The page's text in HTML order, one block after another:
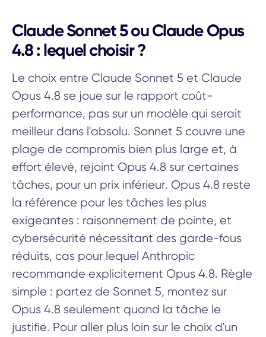
Claude Sonnet 5 ou Claude Opus
4.8 : lequel choisir ?
Le choix entre Claude Sonnet 5 et Claude
Opus 4.8 se joue sur le rapport coût-
performance, pas sur un modèle qui serait
meilleur dans l'absolu. Sonnet 5 couvre une
plage de compromis bien plus large et, à
effort élevé, rejoint Opus 4.8 sur certaines
tâches, pour un prix inférieur. Opus 4.8 reste
la référence pour les tâches les plus
exigeantes : raisonnement de pointe, et
cybersécurité nécessitant des garde-fous
réduits, cas pour lequel Anthropic
recommande explicitement Opus 4.8. Règle
simple : partez de Sonnet 5, montez sur
Opus 4.8 seulement quand la tâche le
justifie. Pour aller plus loin sur le choix d'un